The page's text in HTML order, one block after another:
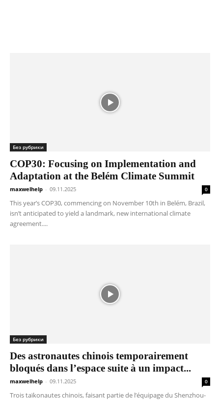
Без рубрики
COP30: Focusing on Implementation and
Adaptation at the Belém Climate Summit
maxwelhelp - 09.11.2025 0
This year’s COP30, commencing on November 10th in Belém, Brazil,
isn’t anticipated to yield a landmark, new international climate
agreement....
Без рубрики
Des astronautes chinois temporairement
bloqués dans l’espace suite à un impact...
maxwelhelp - 09.11.2025 0
Trois taïkonautes chinois, faisant partie de l’équipage du Shenzhou-